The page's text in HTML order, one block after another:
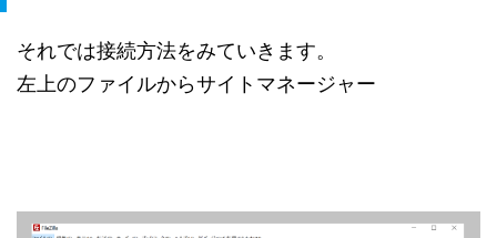
それでは接続方法をみていきます。
左上のファイルからサイトマネージャー